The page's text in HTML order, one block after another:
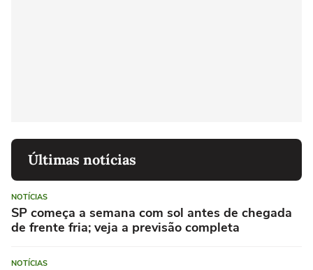
Últimas notícias
NOTÍCIAS
SP começa a semana com sol antes de chegada
de frente fria; veja a previsão completa
NOTÍCIAS